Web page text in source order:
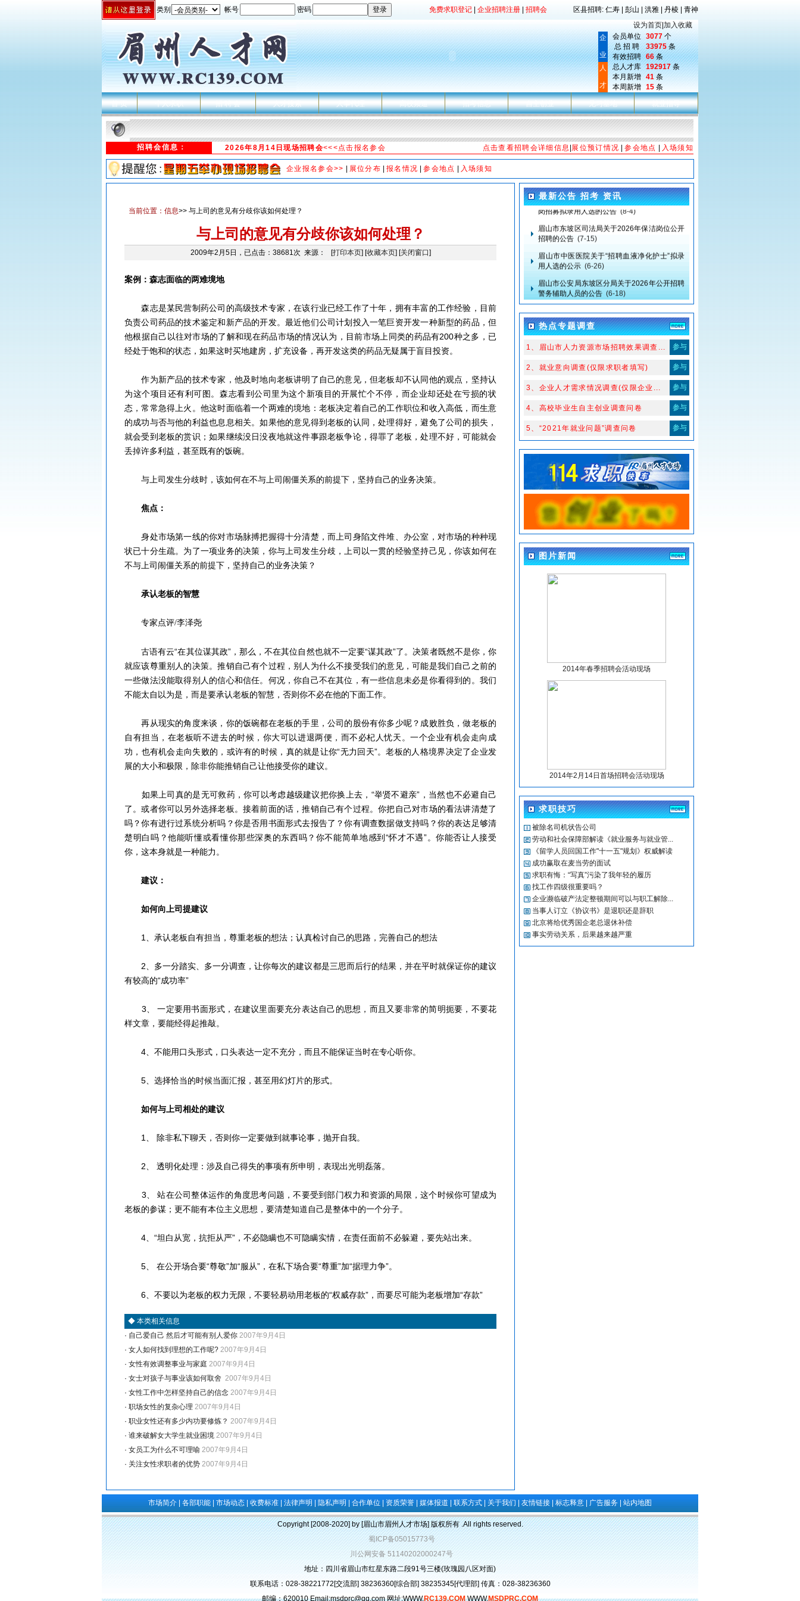
类别 帐号 密码 免费求职登记 企业招聘注册 招聘会
区县招聘: 仁寿 | 彭山 | 洪雅 | 丹棱 | 青神
设为首页 加入收藏
企
业
会员单位 3077 个
总 招 聘
33975条
有效招聘 66条
人
才
总人才库 192917条
本月新增 41 条
本周新增 15 条
首 页
个人求职 招 聘 会 人才搜索 人事代理 高校频道 招考信息 自主创业 见习基地 就业指导
招聘会信息： 2026年8月14日现场招聘会<<<点击报名参会 点击查看招聘会详细信息 展位预订情况 |参会地点 入场须知
企业报名参会>> 展位分布 |报名情况 |参会地点 入场须知
当前位置： 信息>> 与上司的意见有分歧你该如何处理？
与上司的意见有分歧你该如何处理？
2009年2月5日，已点击：38681次 来源： [打印本页] [收藏本页] [关闭窗口]
案例：森志面临的两难境地
森志是某民营制药公司的高级技术专家，在该行业已经工作了十年，拥有丰富的工作经验，目前
负责公司药品的技术鉴定和新产品的开发。最近他们公司计划投入一笔巨资开发一种新型的药品，但
他根据自己以往对市场的了解和现在药品市场的情况认为，目前市场上同类的药品有200种之多，已
经处于饱和的状态，如果这时买地建房，扩充设备，再开发这类的药品无疑属于盲目投资。
作为新产品的技术专家，他及时地向老板讲明了自己的意见，但老板却不认同他的观点，坚持认
为这个项目还有利可图。森志看到公司里为这个新项目的开展忙个不停，而企业却还处在亏损的状
态，常常急得上火。他这时面临着一个两难的境地：老板决定着自己的工作职位和收入高低，而生意
的成功与否与他的利益也息息相关。如果他的意见得到老板的认同，处理得好，避免了公司的损失，
就会受到老板的赏识；如果继续没日没夜地就这件事跟老板争论，得罪了老板，处理不好，可能就会
丢掉许多利益，甚至既有的饭碗。
与上司发生分歧时，该如何在不与上司闹僵关系的前提下，坚持自己的业务决策。
焦点：
身处市场第一线的你对市场脉搏把握得十分清楚，而上司身陷文件堆、办公室，对市场的种种现
状已十分生疏。为了一项业务的决策，你与上司发生分歧，上司以一贯的经验坚持己见，你该如何在
不与上司闹僵关系的前提下，坚持自己的业务决策？
承认老板的智慧
专家点评/李泽尧
古语有云“在其位谋其政”，那么，不在其位自然也就不一定要“谋其政”了。决策者既然不是你，你
就应该尊重别人的决策。推销自己有个过程，别人为什么不接受我们的意见，可能是我们自己之前的
一些做法没能取得别人的信心和信任。何况，你自己不在其位，有一些信息未必是你看得到的。我们
不能太自以为是，而是要承认老板的智慧，否则你不必在他的下面工作。
再从现实的角度来谈，你的饭碗都在老板的手里，公司的股份有你多少呢？成败胜负，做老板的
自有担当，在老板听不进去的时候，你大可以进退两便，而不必杞人忧天。一个企业有机会走向成
功，也有机会走向失败的，或许有的时候，真的就是让你“无力回天”。老板的人格境界决定了企业发
展的大小和极限，除非你能推销自己让他接受你的建议。
如果上司真的是无可救药，你可以考虑越级建议把你换上去，“举贤不避亲”，当然也不必避自己
了。或者你可以另外选择老板。接着前面的话，推销自己有个过程。你把自己对市场的看法讲清楚了
吗？你有进行过系统分析吗？你是否用书面形式去报告了？你有调查数据做支持吗？你的表达足够清
楚明白吗？他能听懂或看懂你那些深奥的东西吗？你不能简单地感到“怀才不遇”。你能否让人接受
你，这本身就是一种能力。
建议：
如何向上司提建议
1、承认老板自有担当，尊重老板的想法；认真检讨自己的思路，完善自己的想法
2、多一分踏实、多一分调查，让你每次的建议都是三思而后行的结果，并在平时就保证你的建议
有较高的“成功率”
3、 一定要用书面形式，在建议里面要充分表达自己的思想，而且又要非常的简明扼要，不要花
样文章，要能经得起推敲。
4、不能用口头形式，口头表达一定不充分，而且不能保证当时在专心听你。
5、选择恰当的时候当面汇报，甚至用幻灯片的形式。
如何与上司相处的建议
1、 除非私下聊天，否则你一定要做到就事论事，抛开自我。
2、 透明化处理：涉及自己得失的事项有所申明，表现出光明磊落。
3、 站在公司整体运作的角度思考问题，不要受到部门权力和资源的局限，这个时候你可望成为
老板的参谋；更不能有本位主义思想，要清楚知道自己是整体中的一个分子。
4、“坦白从宽，抗拒从严”，不必隐瞒也不可隐瞒实情，在责任面前不必躲避，要先站出来。
5、 在公开场合要“尊敬”加“服从”，在私下场合要“尊重”加“据理力争”。
6、不要以为老板的权力无限，不要轻易动用老板的“权威存款”，而要尽可能为老板增加“存款”
◆ 本类相关信息
· 自己爱自己 然后才可能有别人爱你 2007年9月4日
· 女人如何找到理想的工作呢? 2007年9月4日
· 女性有效调整事业与家庭 2007年9月4日
· 女士对孩子与事业该如何取舍 2007年9月4日
· 女性工作中怎样坚持自己的信念 2007年9月4日
· 职场女性的复杂心理 2007年9月4日
· 职业女性还有多少内功要修炼？ 2007年9月4日
· 谁来破解女大学生就业困境 2007年9月4日
· 女员工为什么不可理喻 2007年9月4日
· 关注女性求职者的优势 2007年9月4日
最新公告 招考 资讯
眉山市中医医院关于2026年医务社会工作服务
岗招募拟录用人选的公告(8-4)
招聘的公告(7-15)
用人选的公示(6-26)
警务辅助人员的公告(6-18)
眉山市中医医院关于招聘血液净化护士的公告
(5-19)
眉山市中医医院关于“2026年春季人才招聘”拟
录用人选（第三批）的公示(5-15)
眉山市东坡区妇幼保健计划生育服务中心关于
临床医生拟聘用人员的公示(5-12)
关于眉山市东坡区妇幼保健计划生育服务中心
幼儿教师岗位拟聘人员冯媛自愿放弃聘用资格
及岗位不再递补的公示(5-9)
四川东坡产业投资集团有限公司2026年第一批
工作人员公开考试招聘公告(4-28)
眉山市中医医院关于“2026春季人才招聘”拟录
四川大学华西第二医院眉山市妇女儿童医院 眉
山市妇幼保健院关于眉山市第一托育园拟聘用
工作人员的公示(4-23)
眉山市东坡区妇幼保健计划生育服务中心关于
招聘幼儿教师、小学教师拟聘用人员的公示
(4-17)
眉山市东坡区妇幼保健计划生育服务中心关于
招聘临聘人员递补人员体检事项的公告(4-10)
眉山市东坡区妇幼保健计划生育服务中心关于
招聘临聘人员体检有关事项的公告
眉山市东坡区尚义镇卫生院关于编外人员拟聘
眉山市东坡区妇幼保健计划生育服务中心关于
招聘临聘人员的公告(3-23)
热点专题调查
1、眉山市人力资源市场招聘效果调查... 参与
2、就业意向调查(仅限求职者填写) 参与
3、企业人才需求情况调查(仅限企业... 参与
4、高校毕业生自主创业调查问卷 参与
5、“2021年就业问题”调查问卷 参与
图片新闻
2014年春季招聘会活动现场
2014年2月14日首场招聘会活动现场
求职技巧
被除名司机状告公司
劳动和社会保障部解读《就业服务与就业管...
《留学人员回国工作"十一五"规划》权威解读
成功赢取在麦当劳的面试
求职有悔：“写真”污染了我年轻的履历
找工作四级很重要吗？
企业濒临破产法定整顿期间可以与职工解除...
当事人订立《协议书》是退职还是辞职
北京将给优秀国企老总退休补偿
事实劳动关系，后果越来越严重
市场简介|各部职能|市场动态|收费标准|法律声明|隐私声明|合作单位|资质荣誉|媒体报道|联系方式|关于我们|友情链接|标志释意|广告服务|站内地图
Copyright [2008-2020] by [眉山市眉州人才市场] 版权所有 .All rights reserved.
蜀ICP备05015773号
川公网安备 51140202000247号
地址：四川省眉山市红星东路二段91号三楼(玫瑰园八区对面)
联系电话：028-38221772[交流部] 38236360[综合部] 38235345[代理部] 传真：028-38236360
邮编：620010 Email:msdprc@qq.com 网址:WWW.RC139.COMWWW.MSDPRC.COM